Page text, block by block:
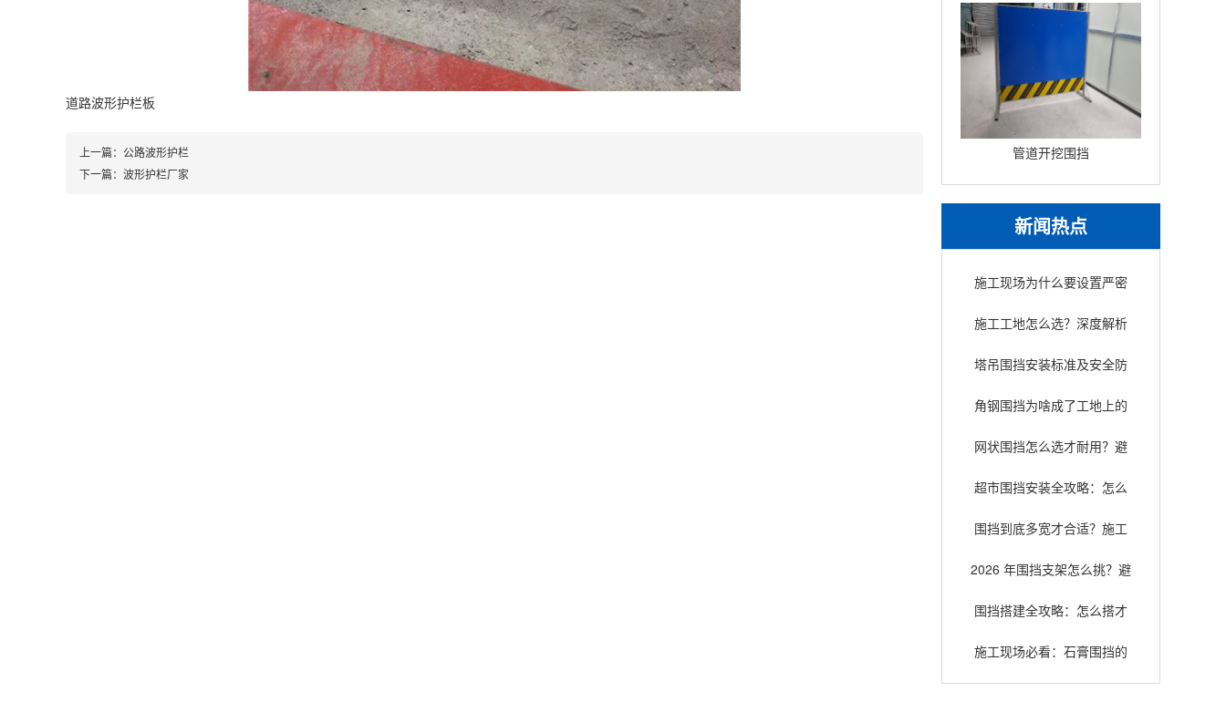
管道开挖围挡
新闻热点
施工现场为什么要设置严密
施工工地怎么选？深度解析
塔吊围挡安装标准及安全防
角钢围挡为啥成了工地上的
用底细
网状围挡怎么选才耐用？避
超市围挡安装全攻略：怎么
围挡到底多宽才合适？施工
2026 年围挡支架怎么挑？避
围挡搭建全攻略：怎么搭才
施工现场必看：石膏围挡的
道路波形护栏板
上一篇： 公路波形护栏
下一篇： 波形护栏厂家